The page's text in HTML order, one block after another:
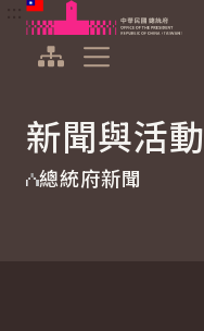
跳到主要內容
中華民國總統府
新聞與活動
總統府新聞